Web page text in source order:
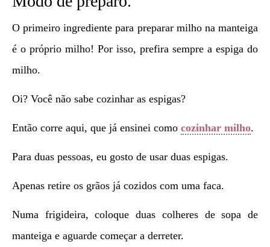
O primeiro ingrediente para preparar milho na manteiga
é o próprio milho! Por isso, prefira sempre a espiga do
milho.
Oi? Você não sabe cozinhar as espigas?
Então corre aqui, que já ensinei como cozinhar milho.
Para duas pessoas, eu gosto de usar duas espigas.
Apenas retire os grãos já cozidos com uma faca.
Numa frigideira, coloque duas colheres de sopa de
manteiga e aguarde começar a derreter.